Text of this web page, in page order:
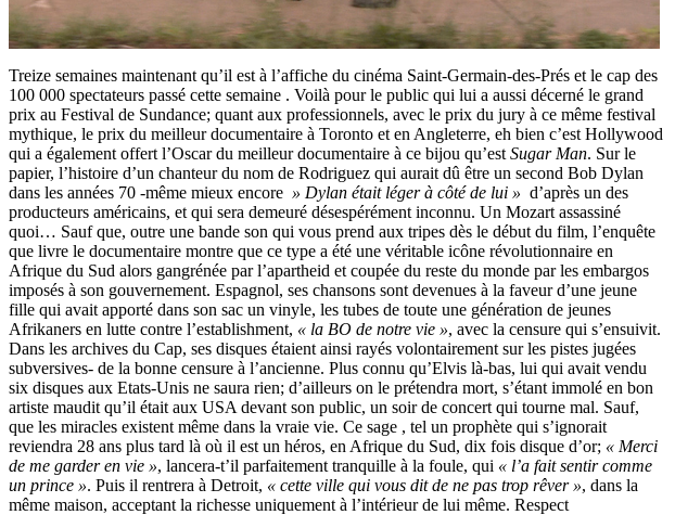
Treize semaines maintenant qu’il est à l’affiche du cinéma Saint-Germain-des-Prés et le cap des
100 000 spectateurs passé cette semaine . Voilà pour le public qui lui a aussi décerné le grand
prix au Festival de Sundance; quant aux professionnels, avec le prix du jury à ce même festival
mythique, le prix du meilleur documentaire à Toronto et en Angleterre, eh bien c’est Hollywood
qui a également offert l’Oscar du meilleur documentaire à ce bijou qu’est Sugar Man. Sur le
papier, l’histoire d’un chanteur du nom de Rodriguez qui aurait dû être un second Bob Dylan
dans les années 70 -même mieux encore » Dylan était léger à côté de lui » d’après un des
producteurs américains, et qui sera demeuré désespérément inconnu. Un Mozart assassiné
quoi… Sauf que, outre une bande son qui vous prend aux tripes dès le début du film, l’enquête
que livre le documentaire montre que ce type a été une véritable icône révolutionnaire en
Afrique du Sud alors gangrénée par l’apartheid et coupée du reste du monde par les embargos
imposés à son gouvernement. Espagnol, ses chansons sont devenues à la faveur d’une jeune
fille qui avait apporté dans son sac un vinyle, les tubes de toute une génération de jeunes
Afrikaners en lutte contre l’establishment, « la BO de notre vie », avec la censure qui s’ensuivit.
Dans les archives du Cap, ses disques étaient ainsi rayés volontairement sur les pistes jugées
subversives- de la bonne censure à l’ancienne. Plus connu qu’Elvis là-bas, lui qui avait vendu
six disques aux Etats-Unis ne saura rien; d’ailleurs on le prétendra mort, s’étant immolé en bon
artiste maudit qu’il était aux USA devant son public, un soir de concert qui tourne mal. Sauf,
que les miracles existent même dans la vraie vie. Ce sage , tel un prophète qui s’ignorait
reviendra 28 ans plus tard là où il est un héros, en Afrique du Sud, dix fois disque d’or; « Merci
de me garder en vie », lancera-t’il parfaitement tranquille à la foule, qui « l’a fait sentir comme
un prince ». Puis il rentrera à Detroit, « cette ville qui vous dit de ne pas trop rêver », dans la
même maison, acceptant la richesse uniquement à l’intérieur de lui même. Respect